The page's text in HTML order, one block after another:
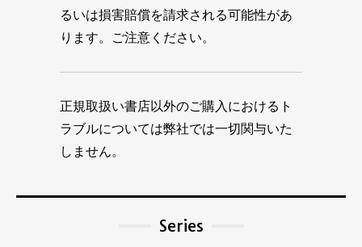
るいは損害賠償を請求される可能性があ
ります。ご注意ください。
正規取扱い書店以外のご購入におけるト
ラブルについては弊社では一切関与いた
しません。
Series